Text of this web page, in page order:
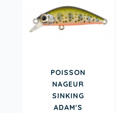
POISSON
NAGEUR
SINKING
ADAM'S